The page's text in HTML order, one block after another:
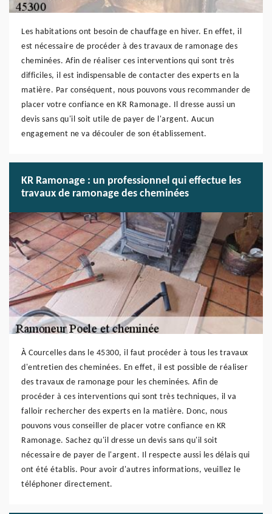
Les habitations ont besoin de chauffage en hiver. En effet, il
est nécessaire de procéder à des travaux de ramonage des
cheminées. Afin de réaliser ces interventions qui sont très
difficiles, il est indispensable de contacter des experts en la
matière. Par conséquent, nous pouvons vous recommander de
placer votre confiance en KR Ramonage. Il dresse aussi un
devis sans qu'il soit utile de payer de l'argent. Aucun
engagement ne va découler de son établissement.
KR Ramonage : un professionnel qui effectue les
travaux de ramonage des cheminées
À Courcelles dans le 45300, il faut procéder à tous les travaux
d'entretien des cheminées. En effet, il est possible de réaliser
des travaux de ramonage pour les cheminées. Afin de
procéder à ces interventions qui sont très techniques, il va
falloir rechercher des experts en la matière. Donc, nous
pouvons vous conseiller de placer votre confiance en KR
Ramonage. Sachez qu'il dresse un devis sans qu'il soit
nécessaire de payer de l'argent. Il respecte aussi les délais qui
ont été établis. Pour avoir d'autres informations, veuillez le
téléphoner directement.